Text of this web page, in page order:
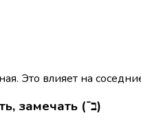
Это влияет на
обнаруживать, различать, замечать (ב־)